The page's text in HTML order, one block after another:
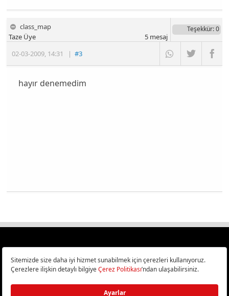
class_map
02-03-2009, 14:31 |#3
Taze Üye
Teşekkür: 0
5mesaj
hayır denemedim
Türkiye
Bilişim ve Teknoloji Haberleri CHIP Online’da!